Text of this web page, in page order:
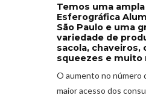
Temos uma
Esferográfica
São Paulo e uma
variedade de
sacola, chaveiros,
squeezes e muito
O aumento no número
maior acesso dos